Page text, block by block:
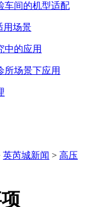
车间的机型适配
用场景
中的应用
所场景下应用
英芮城新闻 > 高压